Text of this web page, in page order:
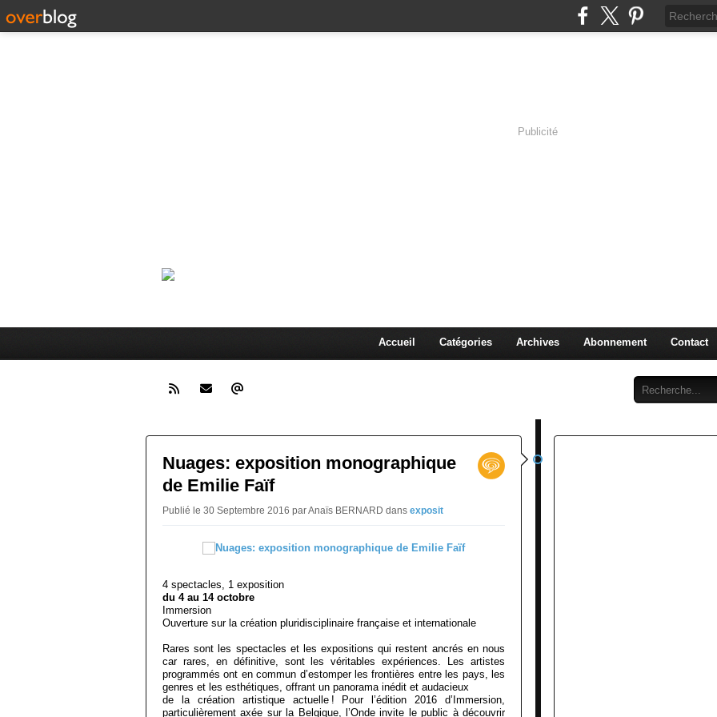
Publicité
Accueil Catégories Archives Abonnement Contact
Nuages: exposition monographique
de Emilie Faïf
Publié le 30 Septembre 2016 par Anaïs BERNARD dans exposit
4 spectacles, 1 exposition
du 4 au 14 octobre
Immersion
Ouverture sur la création pluridisciplinaire française et internationale
Rares sont les spectacles et les expositions qui restent ancrés en nous
car rares, en définitive, sont les véritables expériences. Les artistes
programmés ont en commun d’estomper les frontières entre les pays, les
genres et les esthétiques, offrant un panorama inédit et audacieux
de la création artistique actuelle ! Pour l’édition 2016 d’Immersion,
particulièrement axée sur la Belgique, l’Onde invite le public à découvrir